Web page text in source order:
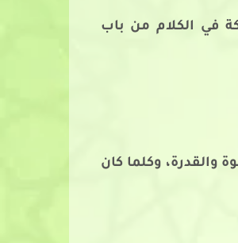
في الكلام من باب
والقدرة، وكلما كان